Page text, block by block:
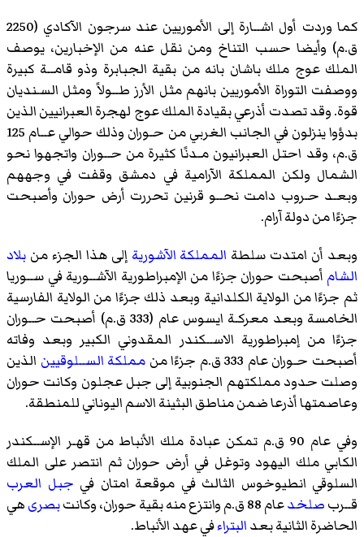
كما وردت أول اشــارة إلى الأموريين عند سرجون الآكادي (2250
ق.م) وأيضا حسب التناخ ومن نقل عنه من الإخبارين، يوصف
الملك عوج ملك باشان بانه من بقية الجبابرة وذو قامــة كبيرة
ووصفت التوراة الأموريين بانهم مثل الأرز طــولاً ومثل السـنديان
قوة. وقد تصدت أذرعي بقيادة الملك عوج لهجرة العبرانيين الذين
بدؤوا ينزلون في الجانب الغربي من حـوران وذلك حوالي عــام 125
ق.م، وقد احتل العبرانيون مـدنًا كثيرة من حــوران واتجهوا نحو
الشمال ولكن المملكة الآرامية في دمشق وقفت في وجههم
وبعـد حـروب دامت نحــو قرنين تحررت أرض حوران وأصبحت
جزءًا من دولة آرام.
وبعد أن امتدت سلطة المملكة الآشورية إلى هذا الجزء من بلاد
الشام أصبحت حوران جزءًا من الإمبراطورية الآشــورية في ســوريا
ثم جزءًا من الولاية الكلدانية وبعد ذلك جزءًا من الولاية الفارسية
الخامسة وبعد معركـة ايسوس عام (333 ق.م) أصبحت حــوران
جزءًا من إمبراطورية الاســكندر المقدوني الكبير وبعد وفاته
أصبحت حـوران عام 333 ق.م جزءًا من
مملكة الســلوقيين الذين
وصلت حدود مملكتهم الجنوبية إلى جبل عجلون وكانت حوران
وعاصمتها أذرعا ضمن مناطق البثينة الاسم اليوناني للمنطقة.
وفي عام 90 ق.م تمكن عبادة ملك الأنباط من قهـر الإســكندر
الكابي ملك اليهود وتوغل في أرض حوران ثم انتصر على الملك
السلوقي انطيوخوس الثالث في موقعة امتان في جبل العرب
قــربصلخدعام 88 ق.م وانتزع منه بقية حوران، وكانت بصرىهي
الحاضرة الثانية بعدالبتراءفي عهد الأنباط.